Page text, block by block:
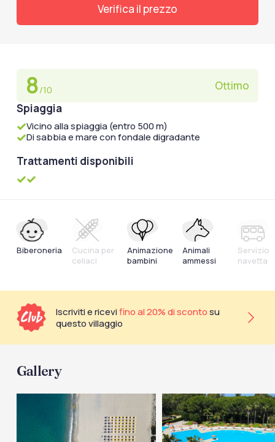
Verifica il prezzo
8/10
Ottimo
Spiaggia
Vicino alla spiaggia (entro 500 m)
Di sabbia e mare con fondale digradante
Trattamenti disponibili
Biberoneria
Cucina per
celiaci
Animazione
bambini
Animali
ammessi
Servizio
navetta
Iscriviti e ricevifino al 20% di scontosu
questo villaggio
Gallery